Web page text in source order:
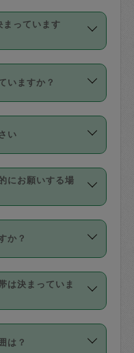
っています
です。3時間を
延長機能をご
利用いただくに
要です。な
値引き等はござ
いますか？
タスカジさん自
います。
には最初は制限
ビューの平均
な最高額が上
ています。
い
カード（Visa／
EXPRESS／
ります。
。プロフィー
だかなくても大
ドカード（Vプ
は支払にはご利
していませ
にお願いする場
「定期（毎週｜
の依頼は「ス
でご利用できま
ていない代わ
ャンセルは有償
か？
途発生し、依頼
支払いとなり
依頼の詳細」に
は決まっていま
いずれも１回あ
は？